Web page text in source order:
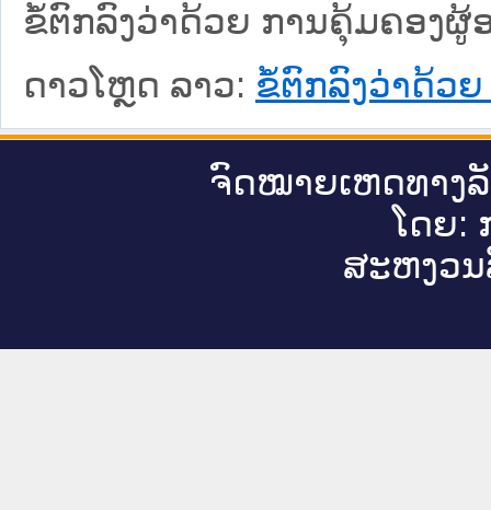
ຂໍ້ຕົກລົງວ່າດ້ວຍ ການຄຸ້ມຄອງຜູ້
ດາວໂຫຼດ ລາວ: ຂໍ້ຕົກລົງວ່າດ້ວ
ຈົດ​ໝາຍ​ເຫດ​ທາງ​
ໂດຍ:
ສະ​ຫງວນ​